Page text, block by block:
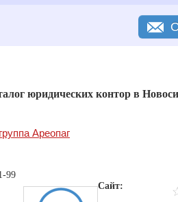
юридических контор в
Ареопаг
99
Сайт: